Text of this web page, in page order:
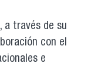
a través de su
con el
e